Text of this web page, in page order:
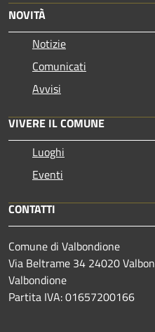
NOVITÀ
Notizie
Comunicati
Avvisi
VIVERE IL COMUNE
Luoghi
Eventi
CONTATTI
Comune di Valbondione
Via Beltrame 34 24020
Valbondione
Partita IVA: 01657200166